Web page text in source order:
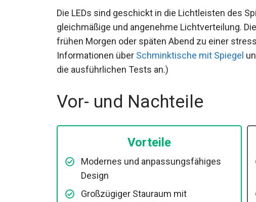
Die LEDs sind geschickt in die Lichtleisten des
gleichmäßige und angenehme Lichtverteilung.
frühen Morgen oder späten Abend zu einer
Informationen über Schminktische mit Spiegel
die ausführlichen Tests an.)
Vor- und Nachteile
Vorteile
Modernes und anpassungsfähiges
Design
Großzügiger Stauraum mit